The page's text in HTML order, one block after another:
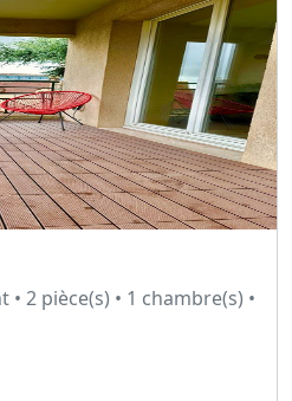
2 pièce(s) • 1 chambre(s) •